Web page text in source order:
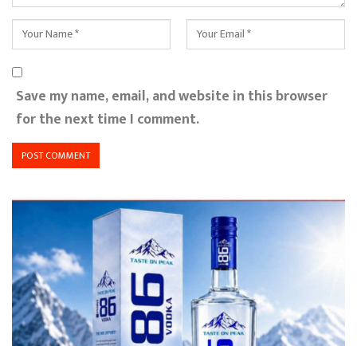
Save my name, email, and website in this browser
for the next time I comment.